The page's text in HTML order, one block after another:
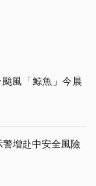
風「鯨魚」今晨
增赴中安全風險